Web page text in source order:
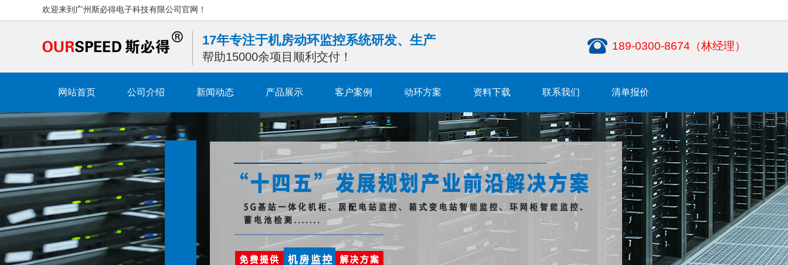
欢迎来到广州斯必得电子科技有限公司官网！
17年专注于机房动环监控系统研发、生产
帮助15000余项目顺利交付！
189-0300-8674（林经理）
网站首页 公司介绍 新闻动态 产品展示 客户案例 动环方案 资料下载 联系我们 清单报价